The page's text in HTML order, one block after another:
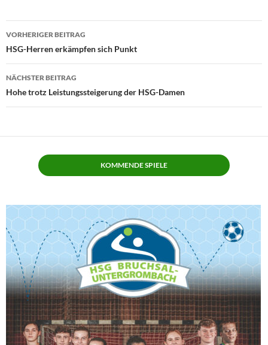
Beitragsnavigation
VORHERIGER BEITRAG
HSG-Herren erkämpfen sich Punkt
NÄCHSTER BEITRAG
Hohe trotz Leistungssteigerung der HSG-Damen
KOMMENDE SPIELE